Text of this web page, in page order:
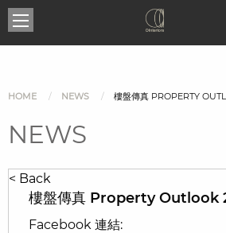
HOME NEWS 樓盤傳真 PROPERTY
NEWS
< Back
樓盤傳真 Property Outlook
Facebook 連結: